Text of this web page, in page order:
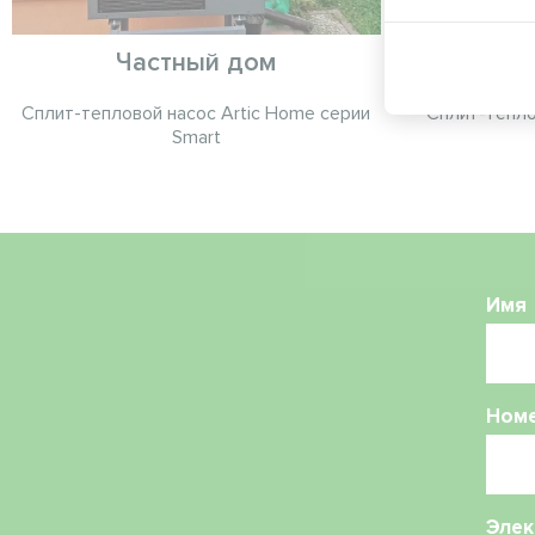
Частный дом
Сплит-тепловой насос Artic Home серии
Smart
Сплит-
Имя